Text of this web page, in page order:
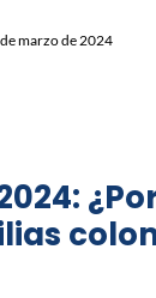
marzo de 2024